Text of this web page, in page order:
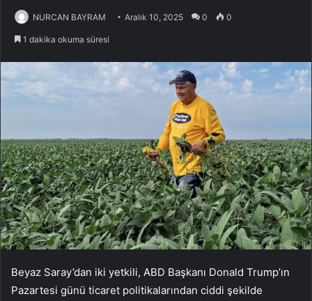
NURCAN BAYRAM Aralık 10, 2025 0 0
1 dakika okuma süresi
Beyaz Saray’dan iki yetkili, ABD Başkanı Donald Trump’ın
Pazartesi günü ticaret politikalarından ciddi şekilde